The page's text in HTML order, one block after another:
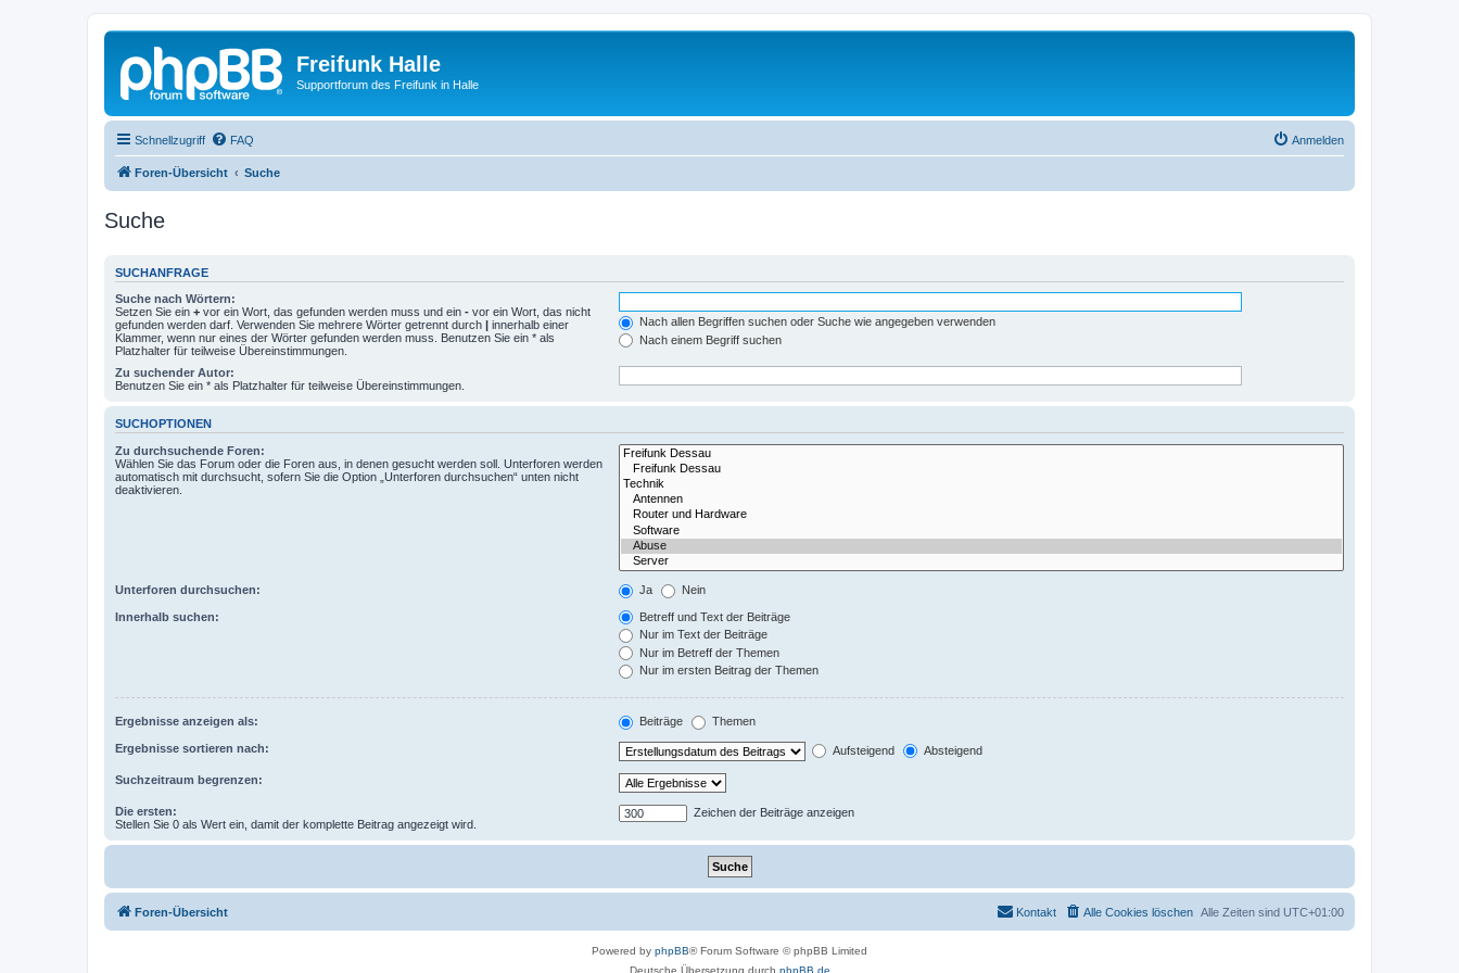
Freifunk Halle
Supportforum des Freifunk in Halle
Schnellzugriff FAQ Anmelden
Foren-Übersicht Suche
Suche
SUCHANFRAGE
Suche nach Wörtern:
Setzen Sie ein + vor ein Wort, das gefunden werden muss und ein - vor ein Wort, das nicht
gefunden werden darf. Verwenden Sie mehrere Wörter getrennt durch | innerhalb einer
Klammer, wenn nur eines der Wörter gefunden werden muss. Benutzen Sie ein * als
Platzhalter für teilweise Übereinstimmungen.
Nach allen Begriffen suchen oder Suche wie angegeben verwenden
Nach einem Begriff suchen
Zu suchender Autor:
Benutzen Sie ein * als Platzhalter für teilweise Übereinstimmungen.
SUCHOPTIONEN
Zu durchsuchende Foren:
Wählen Sie das Forum oder die Foren aus, in denen gesucht werden soll. Unterforen werden
automatisch mit durchsucht, sofern Sie die Option „Unterforen durchsuchen“ unten nicht
deaktivieren.
Unterforen durchsuchen: Ja Nein
Innerhalb suchen:
Betreff und Text der Beiträge
Nur im Text der Beiträge
Nur im Betreff der Themen
Nur im ersten Beitrag der Themen
Ergebnisse anzeigen als: Beiträge Themen
Ergebnisse sortieren nach: Aufsteigend Absteigend
Suchzeitraum begrenzen:
Die ersten:
Stellen Sie 0 als Wert ein, damit der komplette Beitrag angezeigt wird.
Zeichen der Beiträge anzeigen
Foren-Übersicht Alle Zeiten sind UTC+01:00
Alle Cookies löschen
Kontakt
Powered by phpBB® Forum Software © phpBB Limited
Deutsche Übersetzung durch phpBB.de